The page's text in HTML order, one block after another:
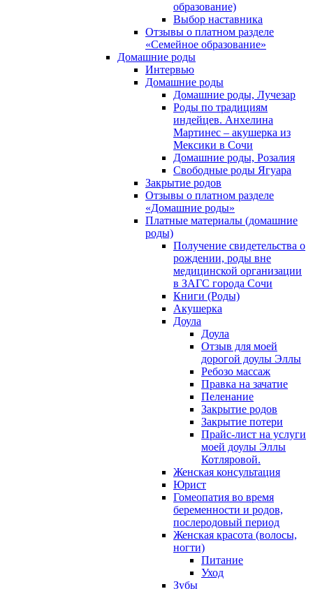
образование)
Выбор наставника
Отзывы о платном разделе
«Семейное образование»
Домашние роды
Интервью
Домашние роды
Домашние роды, Лучезар
Роды по традициям
индейцев. Анхелина
Мартинес – акушерка из
Мексики в Сочи
Домашние роды, Розалия
Свободные роды Ягуара
Закрытие родов
Отзывы о платном разделе
«Домашние роды»
Платные материалы (домашние
роды)
Получение свидетельства о
рождении, роды вне
медицинской организации
в ЗАГС города Сочи
Книги (Роды)
Акушерка
Доула
Доула
Отзыв для моей
дорогой доулы Эллы
Ребозо массаж
Правка на зачатие
Пеленание
Закрытие родов
Закрытие потери
Прайс-лист на услуги
моей доулы Эллы
Котляровой.
Женская консультация
Юрист
Гомеопатия во время
беременности и родов,
послеродовый период
Женская красота (волосы,
ногти)
Питание
Уход
Зубы